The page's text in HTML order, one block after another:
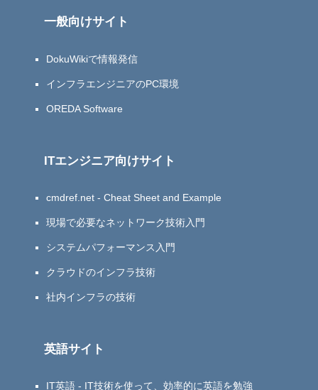
一般向けサイト
DokuWikiで情報発信
インフラエンジニアのPC環境
OREDA Software
ITエンジニア向けサイト
cmdref.net - Cheat Sheet and Example
現場で必要なネットワーク技術入門
システムパフォーマンス入門
クラウドのインフラ技術
社内インフラの技術
英語サイト
IT英語 - IT技術を使って、効率的に英語を勉強